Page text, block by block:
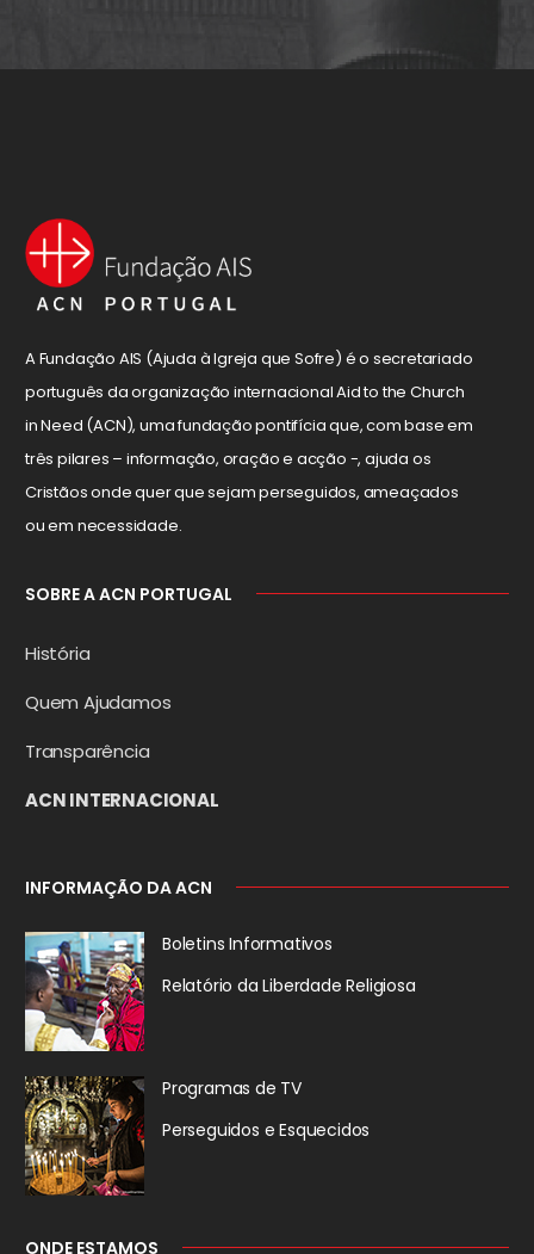
A Fundação AIS (Ajuda à Igreja que Sofre) é o secretariado
português da organização internacional Aid to the Church
in Need (ACN), uma fundação pontifícia que, com base em
três pilares – informação, oração e acção -, ajuda os
Cristãos onde quer que sejam perseguidos, ameaçados
ou em necessidade.
SOBRE A ACN PORTUGAL
História
Quem Ajudamos
Transparência
ACN INTERNACIONAL
INFORMAÇÃO DA ACN
Boletins Informativos
Relatório da Liberdade Religiosa
Programas de TV
Perseguidos e Esquecidos
ONDE ESTAMOS